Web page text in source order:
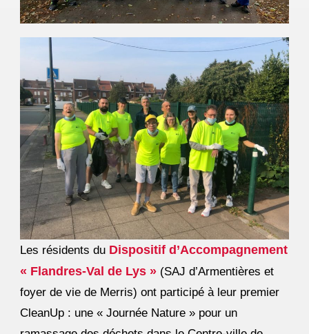
Les résidents du Dispositif d’Accompagnement
« Flandres-Val de Lys » (SAJ d’Armentières et
foyer de vie de Merris) ont participé à leur premier
CleanUp : une « Journée Nature » pour un